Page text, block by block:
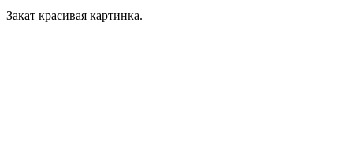
Закат красивая картинка.